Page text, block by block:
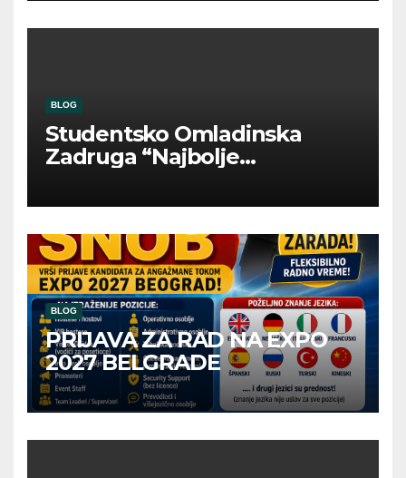
BLOG
Studentsko Omladinska
Zadruga “Najbolje
BLOG
PRIJAVA ZA RAD NA EXPO
2027 BELGRADE